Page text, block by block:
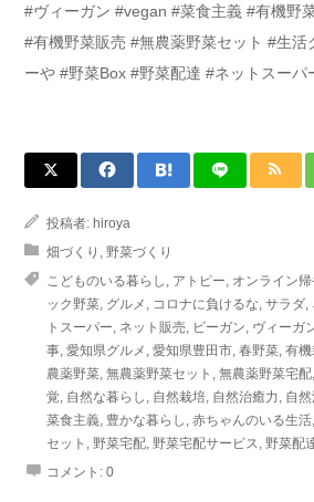
#ヴィーガン #vegan #菜食主義 #有機野
#有機野菜販売 #無農薬野菜セット #生活
ーや #野菜Box #野菜配達 #ネットスーパ
投稿者: hiroya
畑づくり , 野菜づくり
こどものいる暮らし , アトピー, オンライン
ック野菜, グルメ , コロナに負けるな, サラダ,
トスーパー, ネット販売, ビーガン, ヴィーガ
事, 愛知県グルメ , 愛知県豊田市, 春野菜, 有
農薬野菜, 無農薬野菜セット , 無農薬野菜宅配,
覚, 自然な暮らし , 自然栽培, 自然治癒力, 自然
菜食主義, 豊かな暮らし , 赤ちゃんのいる生活,
セット , 野菜宅配, 野菜宅配サービス, 野菜配
コメント: 0